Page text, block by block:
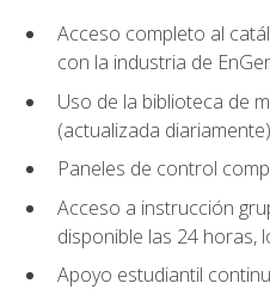
Acceso completo al
con la industria de
Uso de la biblioteca de
(actualizada diariamente)
Paneles de control
Acceso a instrucción
disponible las 24 horas,
Apoyo estudiantil